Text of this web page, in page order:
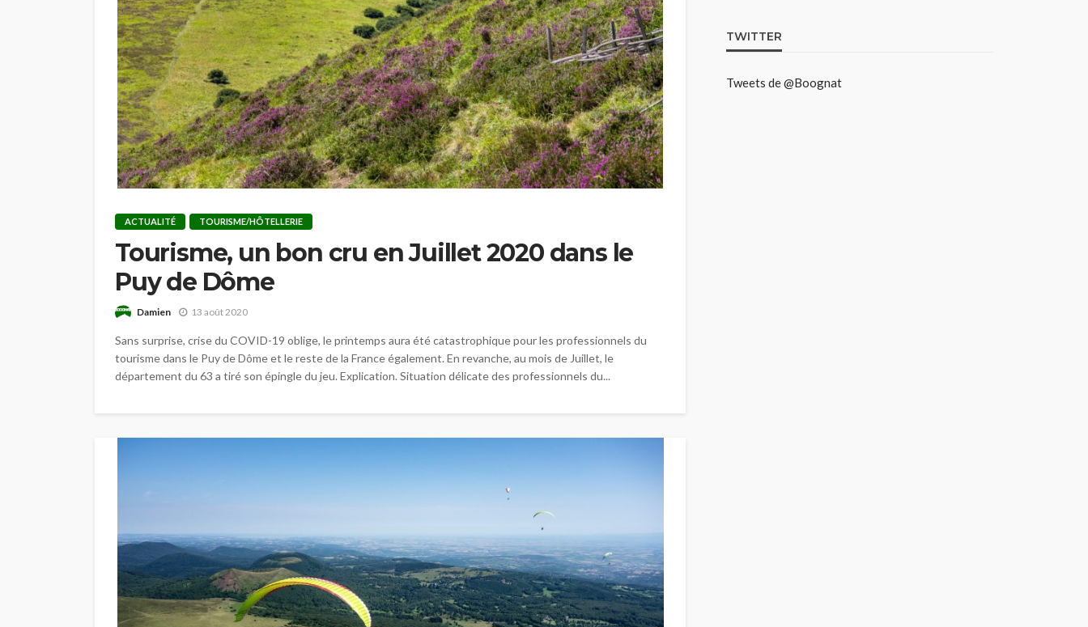
ACTUALITÉ TOURISME/HÔTELLERIE
Tourisme, un bon cru en Juillet 2020 dans le
Puy de Dôme
Damien 13 août 2020
Sans surprise, crise du COVID-19 oblige, le printemps aura été catastrophique pour les professionnels du
tourisme dans le Puy de Dôme et le reste de la France également. En revanche, au mois de Juillet, le
département du 63 a tiré son épingle du jeu. Explication. Situation délicate des professionnels du...
TWITTER
Tweets de @Boognat